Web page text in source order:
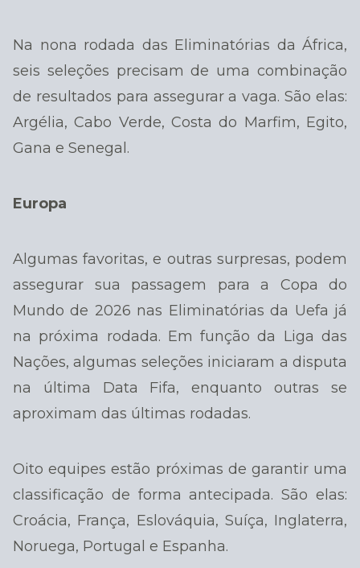
Na nona rodada das Eliminatórias da África,
seis seleções precisam de uma combinação
de resultados para assegurar a vaga. São elas:
Argélia, Cabo Verde, Costa do Marfim, Egito,
Gana e Senegal.
Europa
Algumas favoritas, e outras surpresas, podem
assegurar sua passagem para a Copa do
Mundo de 2026 nas Eliminatórias da Uefa já
na próxima rodada. Em função da Liga das
Nações, algumas seleções iniciaram a disputa
na última Data Fifa, enquanto outras se
aproximam das últimas rodadas.
Oito equipes estão próximas de garantir uma
classificação de forma antecipada. São elas:
Croácia, França, Eslováquia, Suíça, Inglaterra,
Noruega, Portugal e Espanha.